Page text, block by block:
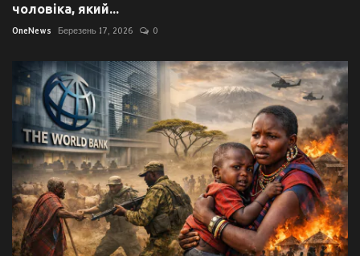
чоловіка, який...
OneNews Березень 17, 2026 0